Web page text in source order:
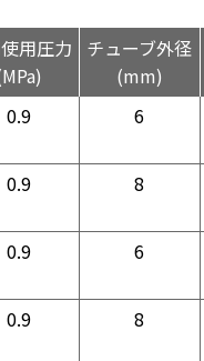
用圧力
チューブ外径
(mm)
0.9 6
0.9 8
0.9 6
0.9 8